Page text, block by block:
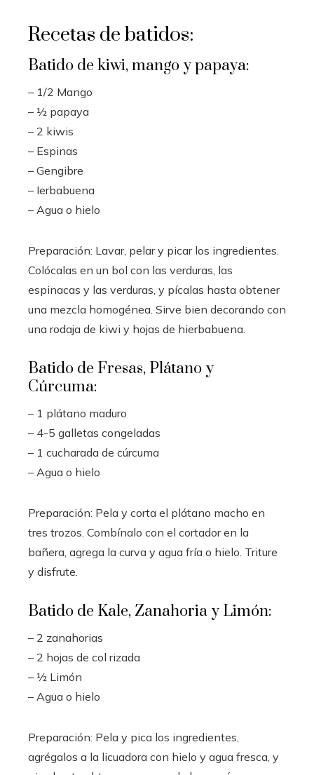
Recetas de batidos:
Batido de kiwi, mango y papaya:
– 1/2 Mango
– ½ papaya
– 2 kiwis
– Espinas
– Gengibre
– Ierbabuena
– Agua o hielo
Preparación: Lavar, pelar y picar los ingredientes.
Colócalas en un bol con las verduras, las
espinacas y las verduras, y pícalas hasta obtener
una mezcla homogénea. Sirve bien decorando con
una rodaja de kiwi y hojas de hierbabuena.
Batido de Fresas, Plátano y
Cúrcuma:
– 1 plátano maduro
– 4-5 galletas congeladas
– 1 cucharada de cúrcuma
– Agua o hielo
Preparación: Pela y corta el plátano macho en
tres trozos. Combínalo con el cortador en la
bañera, agrega la curva y agua fría o hielo. Triture
y disfrute.
Batido de Kale, Zanahoria y Limón:
– 2 zanahorias
– 2 hojas de col rizada
– ½ Limón
– Agua o hielo
Preparación: Pela y pica los ingredientes,
agrégalos a la licuadora con hielo y agua fresca, y